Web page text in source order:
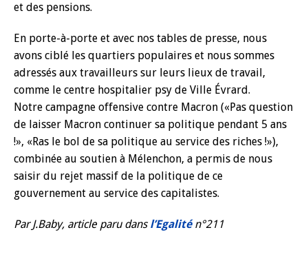
et des pensions.
En porte-à-porte et avec nos tables de presse, nous
avons ciblé les quartiers populaires et nous sommes
adressés aux travailleurs sur leurs lieux de travail,
comme le centre hospitalier psy de Ville Évrard.
Notre campagne offensive contre Macron («Pas question
de laisser Macron continuer sa politique pendant 5 ans
!», «Ras le bol de sa politique au service des riches !»),
combinée au soutien à Mélenchon, a permis de nous
saisir du rejet massif de la politique de ce
gouvernement au service des capitalistes.
Par J.Baby, article paru dans l’Egalitén°211